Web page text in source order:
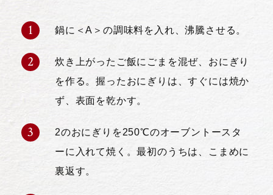
鍋に＜A＞の調味料を入れ、沸騰させる。
炊き上がったご飯にごまを混ぜ、おにぎり
を作る。握ったおにぎりは、すぐには焼か
ず、表面を乾かす。
2のおにぎりを250℃のオーブントースタ
ーに入れて焼く。最初のうちは、こまめに
裏返す。